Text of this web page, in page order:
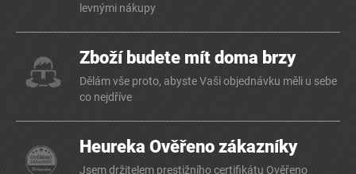
levnými nákupy
Zboží budete mít doma brzy
Dělám vše proto, abyste Vaši objednávku měli u sebe
co nejdříve
Heureka Ověřeno zákazníky
Jsem držitelem prestižního certifikátu Ověřeno